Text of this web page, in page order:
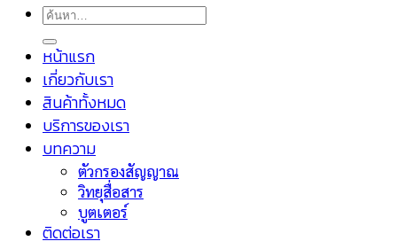
ค้นหา:
หน้าแรก
เกี่ยวกับเรา
สินค้าทั้งหมด
บริการของเรา
บทความ
ตัวกรองสัญญาณ
วิทยุสื่อสาร
บูตเตอร์
ติดต่อเรา